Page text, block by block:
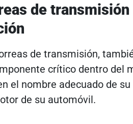
de
de transmisión,
crítico dentro del
el nombre adecuado de
de su automóvil.